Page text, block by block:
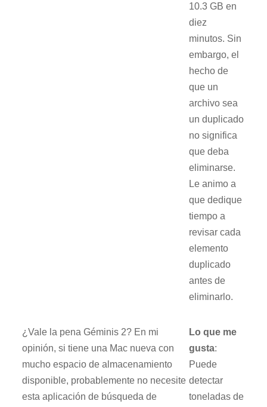
10.3 GB en
diez
minutos. Sin
embargo, el
hecho de
que un
archivo sea
un duplicado
no significa
que deba
eliminarse.
Le animo a
que dedique
tiempo a
revisar cada
elemento
duplicado
antes de
eliminarlo.
¿Vale la pena Géminis 2? En mi
opinión, si tiene una Mac nueva con
mucho espacio de almacenamiento
disponible, probablemente no necesite
esta aplicación de búsqueda de
Lo que me
gusta:
Puede
detectar
toneladas de